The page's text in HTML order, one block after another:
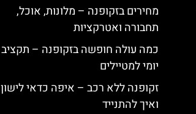
מחירים בזקופנה – מלונות, אוכל,
תחבורה ואטרקציות
כמה עולה חופשה בזקופנה – תקציב
יומי למטיילים
זקופנה ללא רכב – איפה כדאי לישון
ואיך להתנייד